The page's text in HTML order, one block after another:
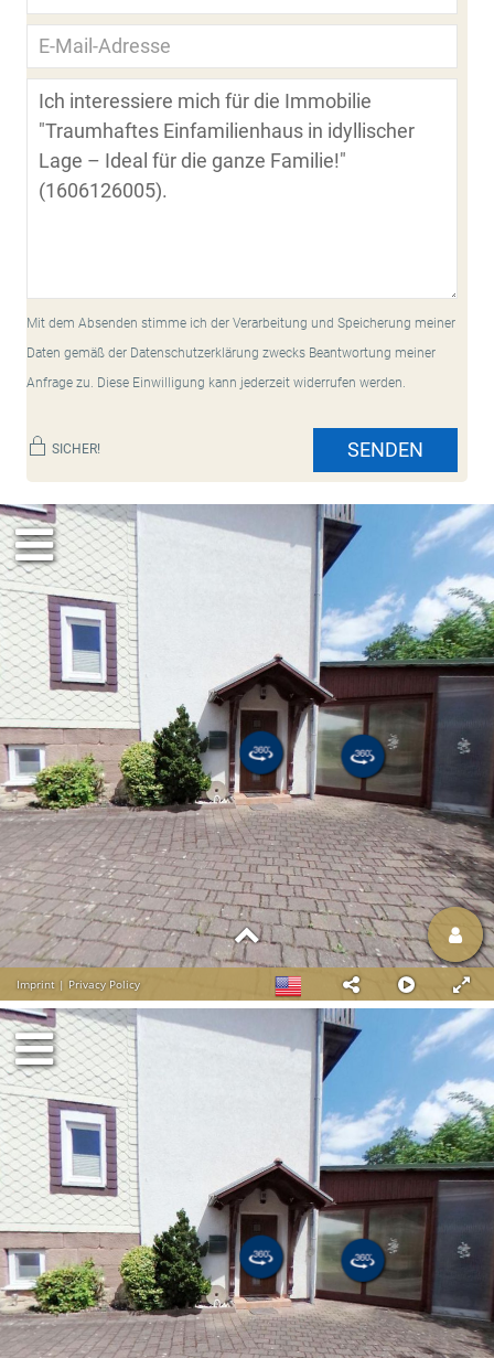
Mit dem Absenden stimme ich der Verarbeitung und Speicherung meiner
Daten gemäß der Datenschutzerklärung zwecks Beantwortung meiner
Anfrage zu. Diese Einwilligung kann jederzeit widerrufen werden.
SICHER! SENDEN